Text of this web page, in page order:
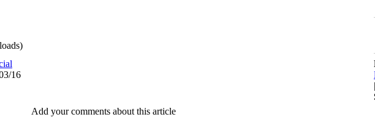
16
Add your comments about this article
|